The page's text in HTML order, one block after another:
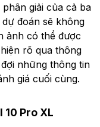
giải của cả ba
đoán sẽ không
ảnh có thể được
rõ qua thông
những thông tin
giá cuối cùng.
Pro XL